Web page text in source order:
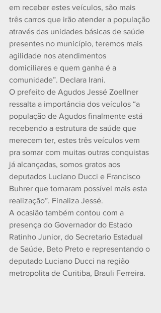
em receber estes veículos, são mais
três carros que irão atender a população
através das unidades básicas de saúde
presentes no município, teremos mais
agilidade nos atendimentos
domiciliares e quem ganha é a
comunidade”. Declara Irani.
O prefeito de Agudos Jessé Zoellner
ressalta a importância dos veículos “a
população de Agudos finalmente está
recebendo a estrutura de saúde que
merecem ter, estes três veículos vem
pra somar com muitas outras conquistas
já alcançadas, somos gratos aos
deputados Luciano Ducci e Francisco
Buhrer que tornaram possível mais esta
realização”. Finaliza Jessé.
A ocasião também contou com a
presença do Governador do Estado
Ratinho Junior, do Secretario Estadual
de Saúde, Beto Preto e representando o
deputado Luciano Ducci na região
metropolita de Curitiba, Brauli Ferreira.